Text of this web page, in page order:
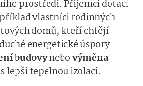
prostředí. Příjemci dotací
vlastníci rodinných
domů, kteří chtějí
energetické úspory
budovynebovýměna
s lepší tepelnou izolací.